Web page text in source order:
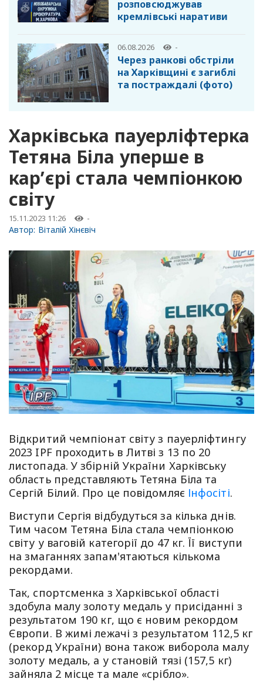
розповсюджував
кремлівські наративи
06.08.2026 -
Через ранкові обстріли
на Харківщині є загиблі
та постраждалі (фото)
Харківська пауерліфтерка
Тетяна Біла уперше в
кар’єрі стала чемпіонкою
світу
15.11.2023 11:26 -
Автор: Віталій Хінєвіч
Відкритий чемпіонат світу з пауерліфтингу
2023 IPF проходить в Литві з 13 по 20
листопада. У збірній України Харківську
область представляють Тетяна Біла та
Сергій Білий. Про це повідомляє Інфосіті.
Виступи Сергія відбудуться за кілька днів.
Тим часом Тетяна Біла стала чемпіонкою
світу у ваговій категорії до 47 кг. Її виступи
на змаганнях запам'ятаються кількома
рекордами.
Так, спортсменка з Харківської області
здобула малу золоту медаль у присіданні з
результатом 190 кг, що є новим рекордом
Європи. В жимі лежачі з результатом 112,5 кг
(рекорд України) вона також виборола малу
золоту медаль, а у становій тязі (157,5 кг)
зайняла 2 місце та мале «срібло».